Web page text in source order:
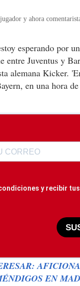
y ahora
esperando por
entre Juventus y
alemana Kicker.
en una hora
y recibir
EN